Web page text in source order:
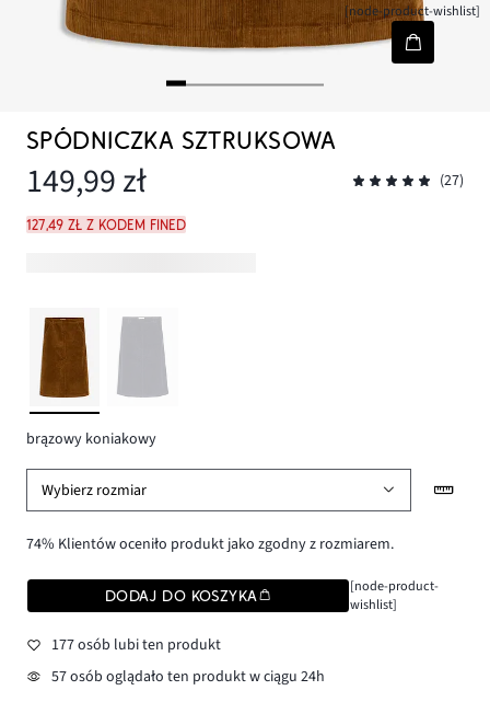
[node-product-wishlist]
SPÓDNICZKA SZTRUKSOWA
149,99 zł (27)
127,49 zł z kodem FINED
brązowy koniakowy
Wybierz rozmiar
74% Klientów oceniło produkt jako zgodny z rozmiarem.
DODAJ DO KOSZYKA
[node-product-
wishlist]
177 osób lubi ten produkt
57 osób oglądało ten produkt w ciągu 24h